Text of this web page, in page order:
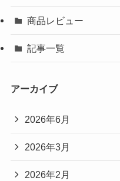
商品レビュー
記事一覧
アーカイブ
2026年6月
2026年3月
2026年2月